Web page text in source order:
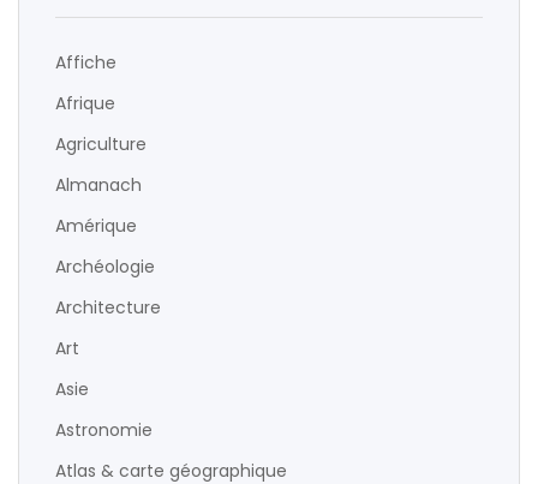
Affiche
Afrique
Agriculture
Almanach
Amérique
Archéologie
Architecture
Art
Asie
Astronomie
Atlas & carte géographique